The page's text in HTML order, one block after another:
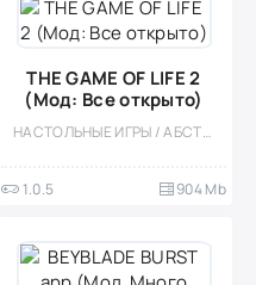
THE GAME OF LIFE 2
(Мод: Все открыто)
НАСТОЛЬНЫЕ ИГРЫ / АБСТРАКЦИЯ / КАЗУАЛЬНЫЕ / МНОГОПОЛЬЗОВАТЕЛЬСКАЯ / СОРЕВНОВАТЕЛЬНАЯ / СТИЛИЗАЦИЯ / МОД / ВСТРОЕННЫЙ КЕШ / 3D / ДЛЯ ДЕТЕЙ / БОЛЬШАЯ
1.0.5 904 Mb